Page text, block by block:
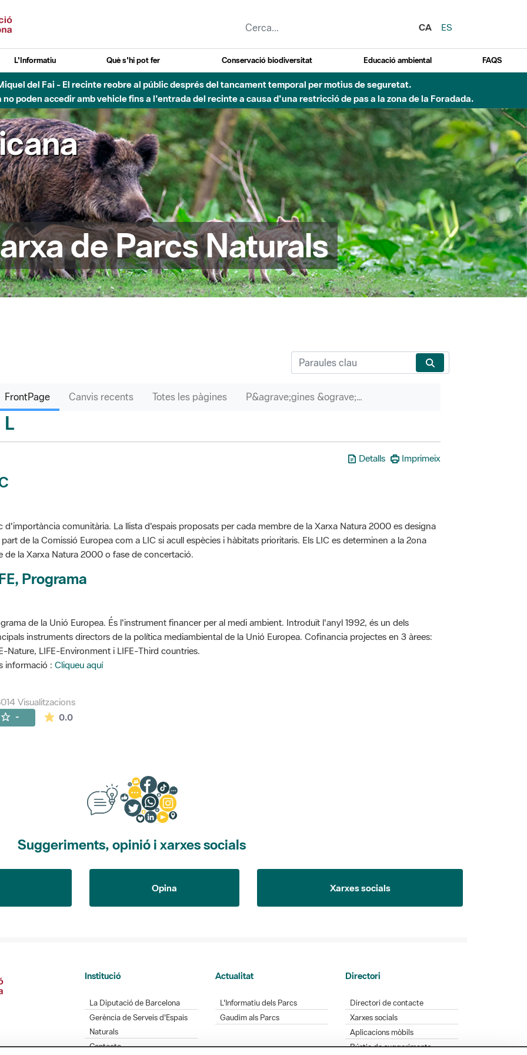
CA
ES
L'Informatiu Què s'hi pot fer Conservació biodiversitat Educació ambiental FAQS
del Fai - El recinte reobre al públic després del tancament temporal per motius de seguretat.
poden accedir amb vehicle fins a l'entrada del recinte a causa d'una restricció de pas a la zona de la Foradada.
de Parcs Naturals
FrontPage Canvis recents Totes les pàgines P&agrave;gines &ograve;rfenes
L
Detalls Imprimeix
d'importància comunitària. La llista d'espais proposats per cada membre de la Xarxa Natura 2000 es designa
de la Comissió Europea com a LIC si acull espècies i hàbitats prioritaris. Els LIC es determinen a la 2ona
de la Xarxa Natura 2000 o fase de concertació.
Programa
de la Unió Europea. És l'instrument financer per al medi ambient. Introduït l'anyl 1992, és un dels
instruments directors de la política mediambiental de la Unió Europea. Cofinancia projectes en 3 àrees:
Nature, LIFE-Environment i LIFE-Third countries.
informació : Cliqueu aquí
Visualitzacions
- 0.0La mitjana de les valoracions és de 0 estrelles de 5.
Suggeriments, opinió i xarxes socials
Opina Xarxes socials
Institució
La Diputació de Barcelona
Gerència de Serveis d'Espais
Naturals
Contacte
Actualitat
L'Informatiu dels Parcs
Gaudim als Parcs
Directori
Directori de contacte
Xarxes socials
Aplicacions mòbils
Bústia de suggeriments